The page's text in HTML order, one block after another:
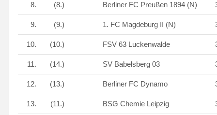
8. (8.) Berliner FC Preußen 1894 (N)
9. (9.) 1. FC Magdeburg II (N)
10. (10.) FSV 63 Luckenwalde
11. (14.) SV Babelsberg 03
12. (13.) Berliner FC Dynamo
13. (11.) BSG Chemie Leipzig